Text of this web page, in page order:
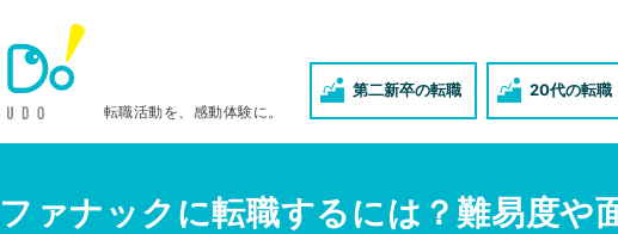
転職活動を、感動体験に。
第二新卒の転職 20代の転職
ファナックに転職するには？難易度や